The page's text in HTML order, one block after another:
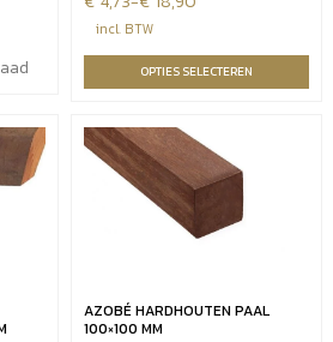
€4,73
tot
incl. BTW
OPTIES SELECTEREN
AZOBÉ HARDHOUTEN PAAL
100×100 MM